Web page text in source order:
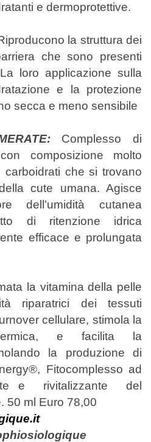
e dermoprotettive.
la struttura dei
che sono presenti
loro applicazione sulla
e la protezione
secca e meno sensibile
Complesso di
composizione molto
che si trovano
cute umana. Agisce
dell’umidità cutanea
di ritenzione idrica
efficace e prolungata
la vitamina della pelle
riparatrici dei tessuti
cellulare, stimola la
e facilita la
la produzione di
Fitocomplesso ad
e rivitalizzante del
50 ml Euro 78,00